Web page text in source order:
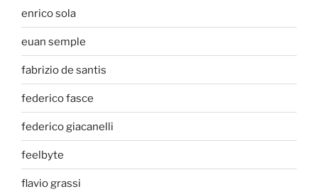
enrico sola
euan semple
fabrizio de santis
federico fasce
federico giacanelli
feelbyte
flavio grassi